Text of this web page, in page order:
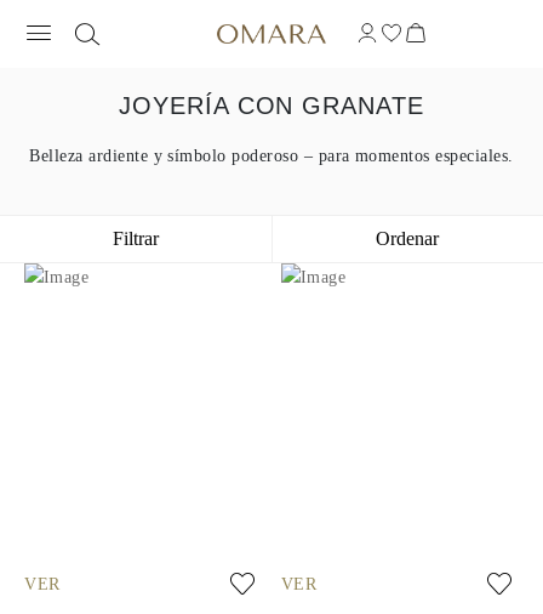
JOYERÍA CON GRANATE
Belleza ardiente y símbolo poderoso – para momentos especiales.
Filtrar Ordenar
VER VER